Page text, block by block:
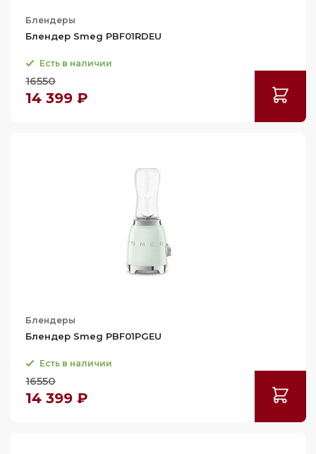
Блендеры
Блендер Smeg PBF01RDEU
Есть в наличии
16550
14 399 ₽
Блендеры
Блендер Smeg PBF01PGEU
Есть в наличии
16550
14 399 ₽